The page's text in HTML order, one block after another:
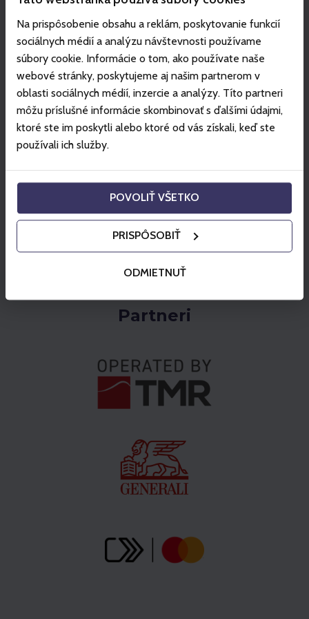
Na prispôsobenie obsahu a reklám, poskytovanie funkcií
sociálnych médií a analýzu návštevnosti používame
súbory cookie. Informácie o tom, ako používate naše
webové stránky, poskytujeme aj našim partnerom v
oblasti sociálnych médií, inzercie a analýzy. Títo partneri
môžu príslušné informácie skombinovať s ďalšími údajmi,
ktoré ste im poskytli alebo ktoré od vás získali, keď ste
používali ich služby.
POVOLIŤ VŠETKO
PRISPÔSOBIŤ
ODMIETNUŤ
(*posledný výstup je o 19:00).
Vstup na vyznačené skialp trasy je možný len so
zakupeným Skialpovým lístkom.
Mimo určených trás a časov, nie je skialpovanie v
stredisku z bezpečnostných dôvodov možné.
Skialp lístok je neprenosný a je možné ho zakúpiť len
na konkrétny dátum.
Viac info:vt.sk.
Využitie na miestach
Štrbské Pleso - Vysoké Tatry
Partneri